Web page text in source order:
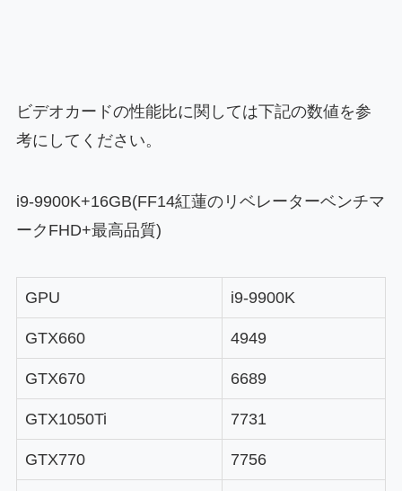
ビデオカードの性能比に関しては下記の数値を参
考にしてください。
i9-9900K+16GB(FF14紅蓮のリベレーターベンチマ
ークFHD+最高品質)
GPU i9-9900K
GTX660 4949
GTX670 6689
GTX1050Ti 7731
GTX770 7756